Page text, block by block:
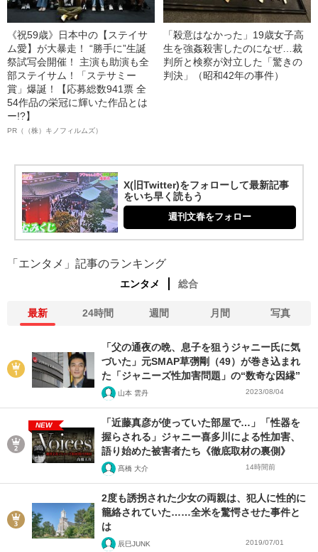
《祝59歳》日本中の【ステイサ
ム愛】が大暴走！ “勝手に”生誕
祭試写会開催！ 主演も助演も全
部ステイサム！「ステサミー
賞」爆誕！【応募総数941票 全
54作品の栄冠に輝いた作品とは
ー!?】
PR（（株）キノフィルムズ）
「殺意はなかった」19歳女子高
生を強姦殺害したのになぜ…裁
判所と検察が対立した「驚きの
判決」（昭和42年の事件）
X(旧Twitter)をフォローして最新記事
をいち早く読もう
週刊文春をフォロー
「エンタメ」記事のランキング
エンタメ 総合
最新 24時間 週間 月間 写真
「父の通夜の晩、息子を狙うジャニー氏に気
づいた」元SMAP草彅剛（49）が巻き込まれ
た「ジャニーズ性加害問題」の“数奇な因縁”
山本 雲丹 2023/08/04
NEW
「近藤真彦が使っていた部屋で…」「性器を
握らされる」ジャニー喜多川による性加害、
語り始めた被害者たち《徹底取材の裏側》
髙橋 大介 14時間前
2度も誘拐された少女の両親は、犯人に性的に
籠絡されていた……全米を驚愕させた事件と
は
辰巳JUNK 2019/07/01